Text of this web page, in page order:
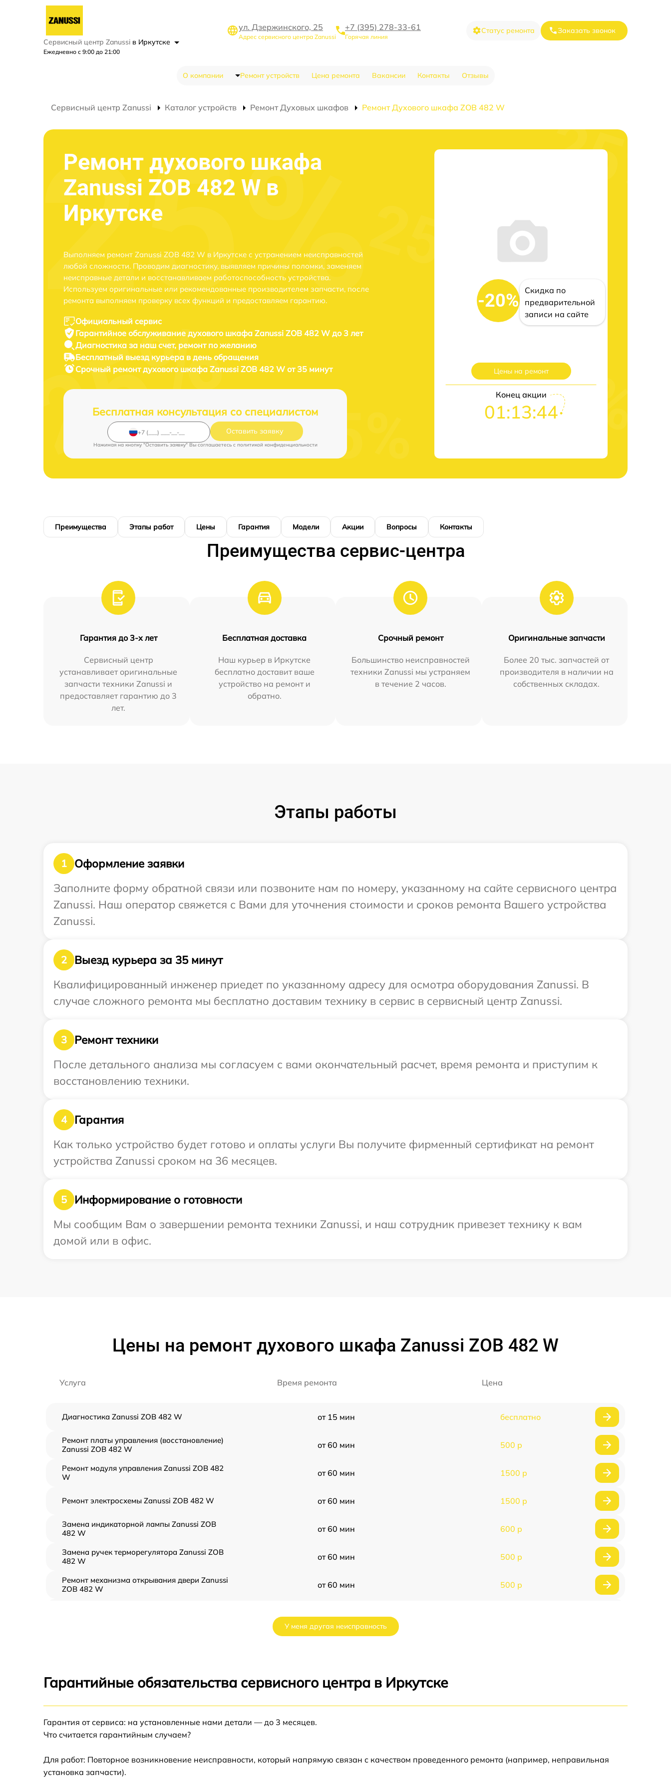
Сервисный центр Zanussi в Иркутске
Ежедневно с 9:00 до 21:00
ул. Дзержинского, 25
Адрес сервисного центра Zanussi
+7 (395) 278-33-61
Горячая линия
Статус ремонта Заказать звонок
О компании Ремонт устройств Цена ремонта Вакансии Контакты Отзывы
Сервисный центр Zanussi Каталог устройств Ремонт Духовых шкафов Ремонт Духового шкафа ZOB 482 W
Ремонт духового шкафа
Zanussi ZOB 482 W в
Иркутске
Выполняем ремонт Zanussi ZOB 482 W в Иркутске с устранением неисправностей
любой сложности. Проводим диагностику, выявляем причины поломки, заменяем
неисправные детали и восстанавливаем работоспособность устройства.
Используем оригинальные или рекомендованные производителем запчасти, после
ремонта выполняем проверку всех функций и предоставляем гарантию.
Официальный сервис
Гарантийное обслуживание духового шкафа Zanussi ZOB 482 W до 3 лет
Диагностика за наш счет, ремонт по желанию
Бесплатный выезд курьера в день обращения
Срочный ремонтдухового шкафа Zanussi ZOB 482 W от 35 минут
Бесплатная консультация со специалистом
Оставить заявку
Нажимая на кнопку "Оставить заявку" Вы соглашаетесь c политикой конфиденциальности
-20%
Скидка по
предварительной
записи на сайте
Цены на ремонт
Конец акции
01:13:43
Преимущества Этапы работ Цены Гарантия Модели Акции Вопросы Контакты
Преимущества сервис-центра
Гарантия до 3-х лет
Сервисный центр
устанавливает оригинальные
запчасти техники Zanussi и
предоставляет гарантию до 3
лет.
Бесплатная доставка
Наш курьер в Иркутске
бесплатно доставит ваше
устройство на ремонт и
обратно.
Срочный ремонт
Большинство неисправностей
техники Zanussi мы устраняем
в течение 2 часов.
Оригинальные запчасти
Более 20 тыс. запчастей от
производителя в наличии на
собственных складах.
Этапы работы
1
Оформление заявки
Заполните форму обратной связи или позвоните нам по номеру, указанному на сайте сервисного центра
Zanussi. Наш оператор свяжется с Вами для уточнения стоимости и сроков ремонта Вашего устройства
Zanussi.
2
Выезд курьера за 35 минут
Квалифицированный инженер приедет по указанному адресу для осмотра оборудования Zanussi. В
случае сложного ремонта мы бесплатно доставим технику в сервис в сервисный центр Zanussi.
3
Ремонт техники
После детального анализа мы согласуем с вами окончательный расчет, время ремонта и приступим к
восстановлению техники.
4
Гарантия
Как только устройство будет готово и оплаты услуги Вы получите фирменный сертификат на ремонт
устройства Zanussi сроком на 36 месяцев.
5
Информирование о готовности
Мы сообщим Вам о завершении ремонта техники Zanussi, и наш сотрудник привезет технику к вам
домой или в офис.
Цены на ремонт духового шкафа Zanussi ZOB 482 W
Услуга Время ремонта Цена
Диагностика Zanussi ZOB 482 W от 15 мин бесплатно
Ремонт платы управления (восстановление)
Zanussi ZOB 482 W
от 60 мин 500 р
Ремонт модуля управления Zanussi ZOB 482
W
от 60 мин 1500 р
Ремонт электросхемы Zanussi ZOB 482 W от 60 мин 1500 р
Замена индикаторной лампы Zanussi ZOB
482 W
от 60 мин 600 р
Замена ручек терморегулятора Zanussi ZOB
482 W
от 60 мин 500 р
Ремонт механизма открывания двери Zanussi
ZOB 482 W
от 60 мин 500 р
Замена термодатчика Zanussi ZOB 482 W
W
У меня другая неисправность
Гарантийные обязательства сервисного центра в Иркутске
Гарантия от сервиса: на установленные нами детали — до 3 месяцев.
Что считается гарантийным случаем?
Для работ: Повторное возникновение неисправности, который напрямую связан с качеством проведенного ремонта (например, неправильная
установка запчасти).